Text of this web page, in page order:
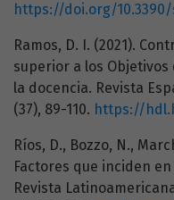
https://doi.org/10.3390/
Ramos, D. I. (2021).
superior a los
la docencia. Revista
(37), 89-110. https://
Ríos, D., Bozzo, N.,
Factores que inciden
Revista